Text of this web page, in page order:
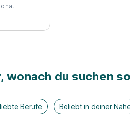
wonach du suchen
Berufe Beliebt in deiner Nähe